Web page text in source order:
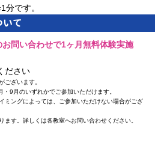
分です。
て
問い合わせで1ヶ月無料体験実施
ださい
ございます。
9月のいずれかでご参加いただけます。
ミングによっては、ご参加いただけない場合がござ
ます。詳しくは各教室へお問い合わせください。